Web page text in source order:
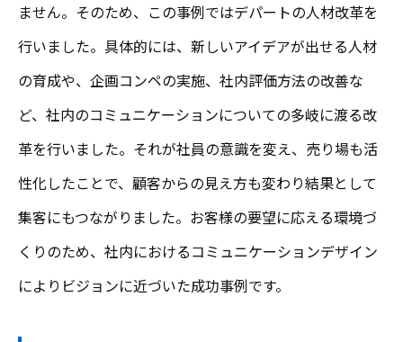
ません。そのため、この事例ではデパートの人材改革を
行いました。具体的には、新しいアイデアが出せる人材
の育成や、企画コンペの実施、社内評価方法の改善な
ど、社内のコミュニケーションについての多岐に渡る改
革を行いました。それが社員の意識を変え、売り場も活
性化したことで、顧客からの見え方も変わり結果として
集客にもつながりました。お客様の要望に応える環境づ
くりのため、社内におけるコミュニケーションデザイン
によりビジョンに近づいた成功事例です。